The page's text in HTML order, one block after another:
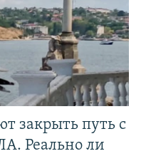
закрыть путь с
Реально ли